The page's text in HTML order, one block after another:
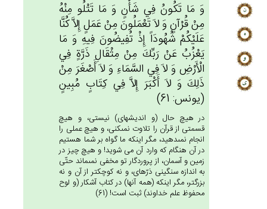
وَ مَا تَكُون‌ُ فِي‌ شَأْن‌ٍ وَ مَا تَتْلُو مِنْه‌ُ
مِنْ‌ قُرْآن‌ٍ وَ لاَ تَعْمَلُون‌َ مِن‌ْ عَمَل‌ٍ إِلاَّ كُنَّا
عَلَيْكُم‌ْ شُهُودَاً إِذْ تُفِيضُون‌َ فِيه‌ِ وَ مَا
يَعْزُب‌ُ عَنْ‌ رَبِّك‌َ مِنْ‌ مِثْقَال‌ِ ذَرَّة‌ٍ فِي‌
الْأَرْض‌ِ وَ لاَ فِي‌ السَّمَاءِ وَ لاَ أَصْغَرَ مِنْ‌
ذَلِك‌َ وَ لاَ أَكْبَرَ إِلاَّ فِي‌ كِتَاب‌ٍ مُبِين‌ٍ
(يونس: 61)
در هيچ حال (و انديشه‏اى) نيستى، و هيچ
قسمتى از قرآن را تلاوت نمى‏كنى، و هيچ عملى را
انجام نمى‏دهيد، مگر اينكه ما گواه بر شما هستيم
در آن هنگام كه وارد آن مى شويد! و هيچ چيز در
زمين و آسمان، از پروردگار تو مخفى نمى‏ماند حتّى
به اندازه سنگينى ذرّه‏اى، و نه كوچكتر از آن و نه
بزرگتر، مگر اينكه (همه آنها) در كتاب آشكار (و لوح
محفوظ علم خداوند) ثبت است! (61)